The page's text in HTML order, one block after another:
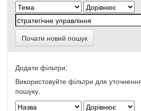
Почати новий пошук
Додати фільтри:
Використовуйте фільтри для
пошуку.